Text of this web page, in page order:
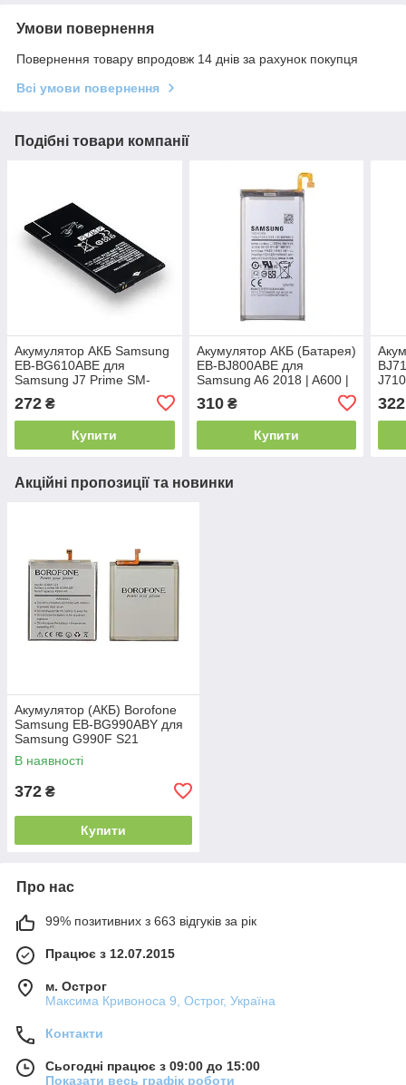
Умови повернення
Повернення товару впродовж 14 днів за рахунок покупця
Всі умови повернення
Подібні товари компанії
Акумулятор АКБ Samsung
EB-BG610ABE для
Samsung J7 Prime SM-
G610F (3.85 V 3300mAh)
Оригінал
272 ₴
Купити
Акумулятор АКБ (Батарея)
EB-BJ800ABE для
Samsung A6 2018 | A600 |
J6 2018 | J600 (Li-ion 3.85
V 3000mAh)
310₴
Купити
322
Акційні пропозиції та новинки
Акумулятор (АКБ) Borofone
Samsung EB-BG990ABY для
Samsung G990F S21
(4500mAh)
В наявності
372 ₴
Купити
Про нас
99% позитивних з 663 відгуків за рік
Працює з 12.07.2015
м. Острог
Максима Кривоноса 9, Острог, Україна
Контакти
Сьогодні працює з 09:00 до 15:00
Показати весь графік роботи